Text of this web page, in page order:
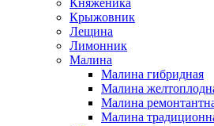
Княженика
Крыжовник
Лещина
Лимонник
Малина
Малина гибридная
Малина
Малина
Малина